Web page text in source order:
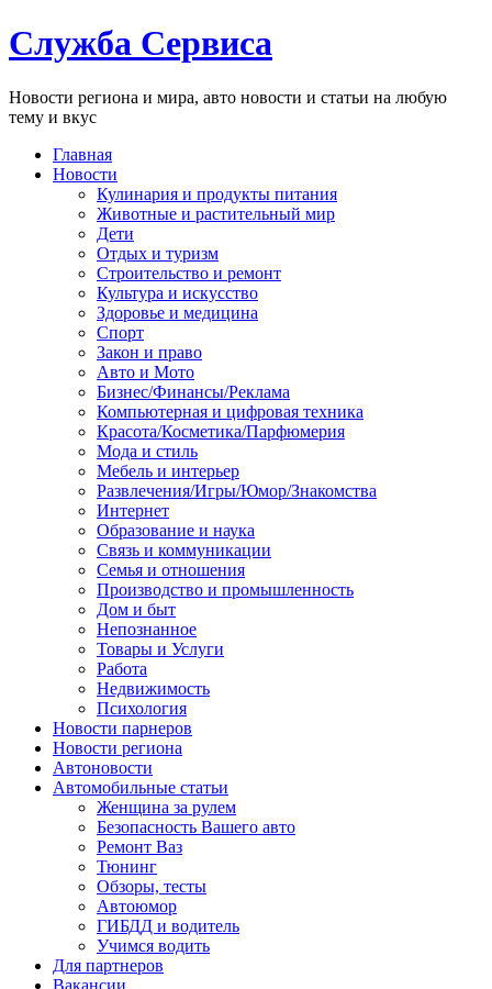
Служба Сервиса
Новости региона и мира, авто новости и статьи на любую
тему и вкус
Главная
Новости
Кулинария и продукты питания
Животные и растительный мир
Дети
Отдых и туризм
Строительство и ремонт
Культура и искусство
Здоровье и медицина
Спорт
Закон и право
Авто и Мото
Бизнес/Финансы/Реклама
Компьютерная и цифровая техника
Красота/Косметика/Парфюмерия
Мода и стиль
Мебель и интерьер
Развлечения/Игры/Юмор/Знакомства
Интернет
Образование и наука
Связь и коммуникации
Семья и отношения
Производство и промышленность
Дом и быт
Непознанное
Товары и Услуги
Работа
Недвижимость
Психология
Новости парнеров
Новости региона
Автоновости
Автомобильные статьи
Женщина за рулем
Безопасность Вашего авто
Ремонт Ваз
Тюнинг
Обзоры, тесты
Автоюмор
ГИБДД и водитель
Учимся водить
Для партнеров
Вакансии